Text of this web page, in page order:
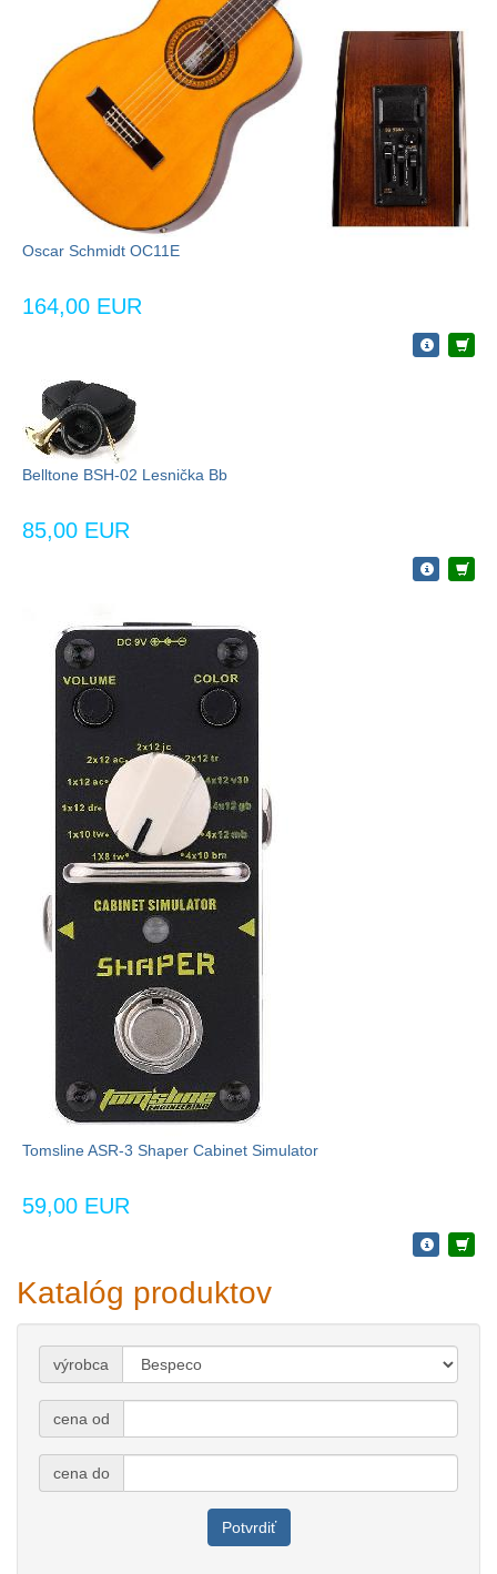
Oscar Schmidt OC11E
164,00 EUR
Belltone BSH-02 Lesnička Bb
85,00 EUR
Tomsline ASR-3 Shaper Cabinet Simulator
59,00 EUR
Katalóg produktov
výrobca
cena od
cena do
Potvrdiť